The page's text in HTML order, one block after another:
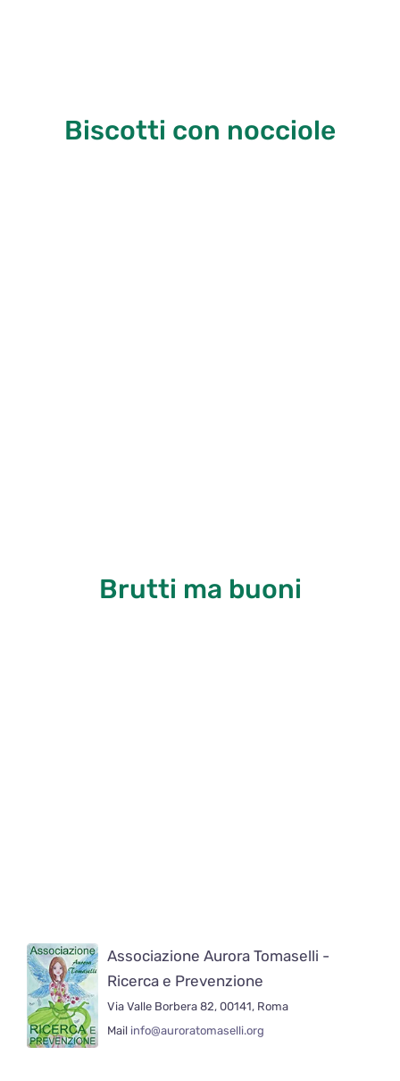
Biscotti con nocciole
Brutti ma buoni
Associazione Aurora Tomaselli -
Ricerca e Prevenzione
Via Valle Borbera 82, 00141, Roma
Mail info@auroratomaselli.org